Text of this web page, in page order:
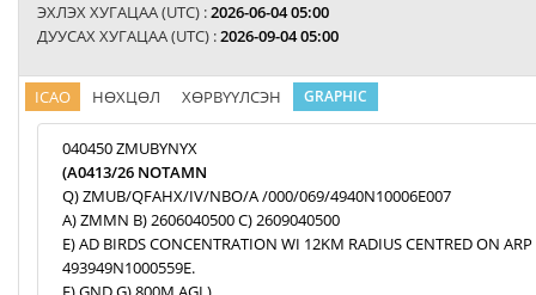
ЭХЛЭХ ХУГАЦАА (UTC) :2026-06-04 05:00
ДУУСАХ ХУГАЦАА (UTC) :2026-09-04 05:00
ICAO НӨХЦӨЛ ХӨРВҮҮЛСЭН GRAPHIC
040450 ZMUBYNYX
(A0413/26 NOTAMN
Q) ZMUB/QFAHX/IV/NBO/A /000/069/4940N10006E007
A) ZMMN B) 2606040500 C) 2609040500
E) AD BIRDS CONCENTRATION WI 12KM RADIUS CENTRED ON ARP
493949N1000559E.